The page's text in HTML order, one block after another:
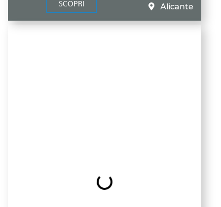
SCOPRI
Alicante